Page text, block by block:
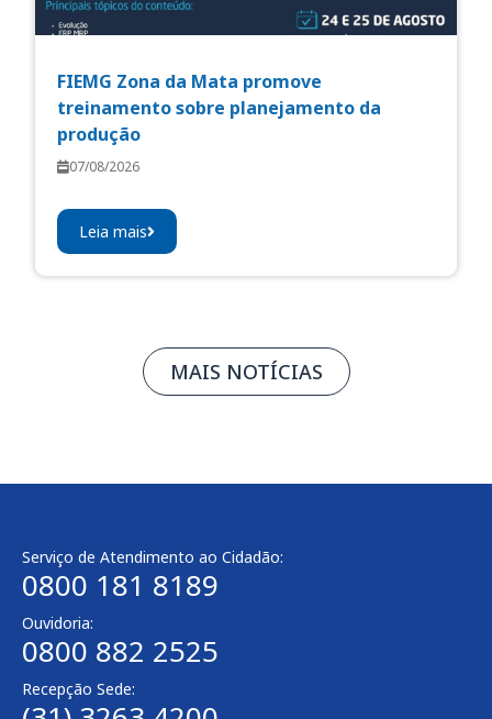
FIEMG Zona da Mata promove
treinamento sobre planejamento da
produção
07/08/2026
Leia mais
MAIS NOTÍCIAS
Serviço de Atendimento ao Cidadão:
0800 181 8189
Ouvidoria:
0800 882 2525​
Recepção Sede: